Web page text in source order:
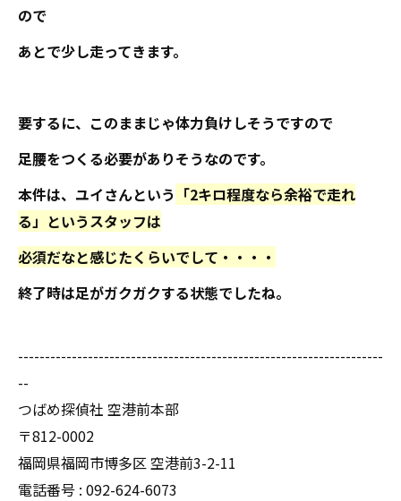
ので
あとで少し走ってきます。
要するに、このままじゃ体力負けしそうですので
足腰をつくる必要がありそうなのです。
本件は、ユイさんという 「2キロ程度なら余裕で走れ
る」というスタッフは
必須だなと感じたくらいでして・・・・
終了時は足がガクガクする状態でしたね。
--------------------------------------------------------------------
--
つばめ探偵社 空港前本部
〒812-0002
福岡県福岡市博多区 空港前3-2-11
電話番号 : 092-624-6073